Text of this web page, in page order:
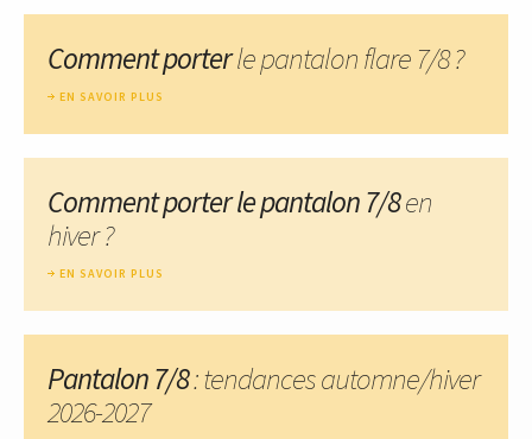
Comment porterle pantalon flare 7/8 ?
EN SAVOIR PLUS
Comment porter le pantalon 7/8en
hiver ?
EN SAVOIR PLUS
Pantalon 7/8: tendances automne/hiver
2026-2027